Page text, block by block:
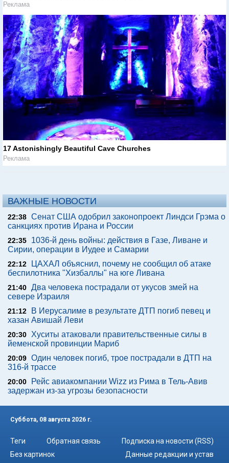
Реклама
17 Astonishingly Beautiful Cave Churches
Реклама
ВАЖНЫЕ НОВОСТИ
22:38 Сенат США одобрил законопроект Линдси Грэма о
санкциях против Ирана и России
22:35
1036-й день войны: действия в Газе, Ливане и
Сирии, операции в Иудее и Самарии
22:12
ЦАХАЛ объяснил, почему не сообщил об атаке
беспилотника "Хизбаллы" на юге Ливана
21:40 Два человека пострадали от укусов змей на
севере Израиля
21:12
В Иерусалиме в результате ДТП погиб певец и
хазан Авишай Леви
20:30
Хуситы атаковали правительственные силы в
йеменской провинции Мариб
20:09 Один человек погиб, трое пострадали в ДТП на
316-й трассе
20:00
Рейс авиакомпании Wizz из Рима в Тель-Авив
задержан из-за угрозы безопасности
Суббота, 08 августа 2026 г.
Теги Обратная связь
Подписка на новости (RSS)
Без картинок
Данные редакции и устав